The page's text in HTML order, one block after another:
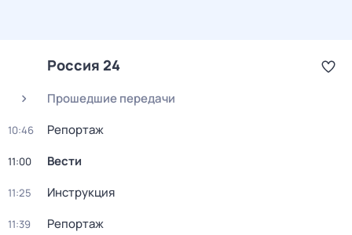
Россия 24
Прошедшие передачи
10:46 Репортаж
11:00 Вести
11:25 Инструкция
11:39 Репортаж